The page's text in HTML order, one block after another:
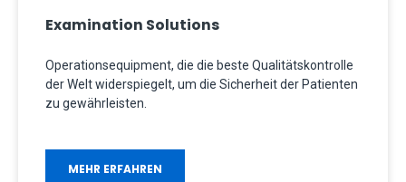
Examination Solutions
Operationsequipment, die die beste Qualitätskontrolle
der Welt widerspiegelt, um die Sicherheit der Patienten
zu gewährleisten.
MEHR ERFAHREN